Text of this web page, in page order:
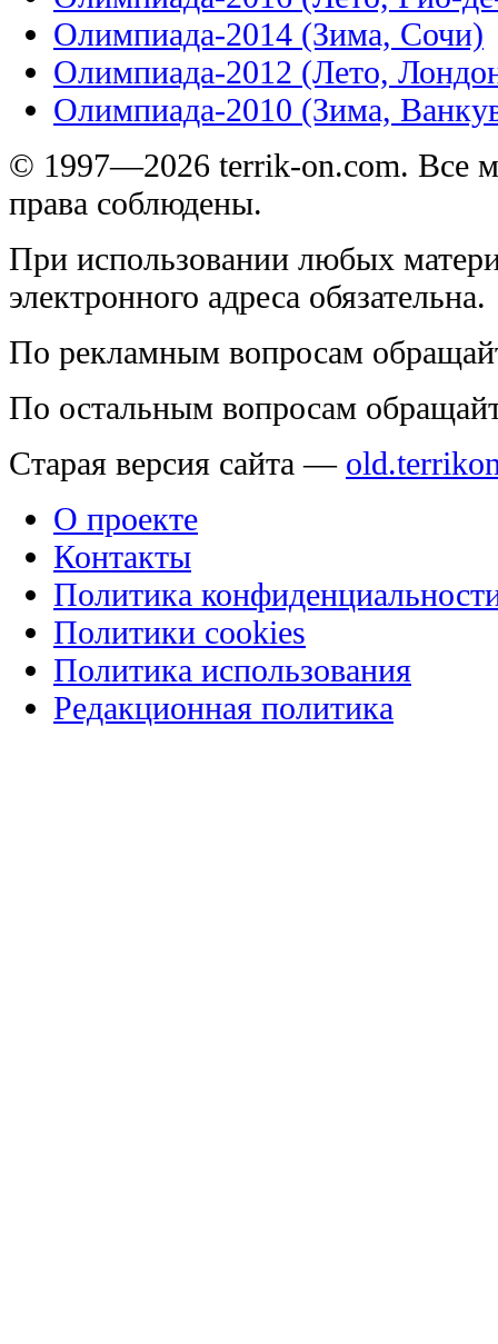
Олимпиада-2014 (Зима, Сочи)
Олимпиада-2012 (Лето,
Олимпиада-2010 (Зима,
© 1997—2026 terrik-on.com. Все
права соблюдены.
При использовании любых
электронного адреса обязательна.
По рекламным вопросам
По остальным вопросам
Старая версия сайта —
О проекте
Контакты
Политика
Политики cookies
Политика использования
Редакционная политика